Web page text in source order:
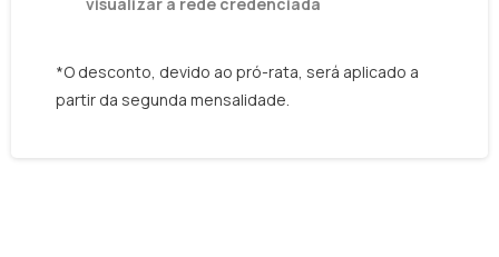
*O desconto, devido ao pró-rata, será aplicado a
partir da segunda mensalidade.